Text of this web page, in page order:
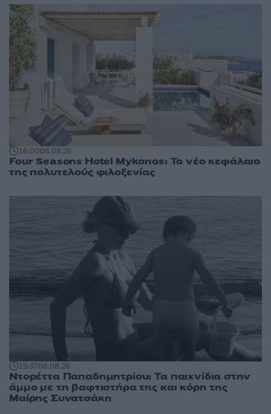
16:0008.08.26
Four Seasons Hotel Mykonos: Το νέο κεφάλαιο
της πολυτελούς φιλοξενίας
15:3708.08.26
Ντορέττα Παπαδημητρίου: Τα παιχνίδια στην
άμμο με τη βαφτιστήρα της και κόρη της
Μαίρης Συνατσάκη